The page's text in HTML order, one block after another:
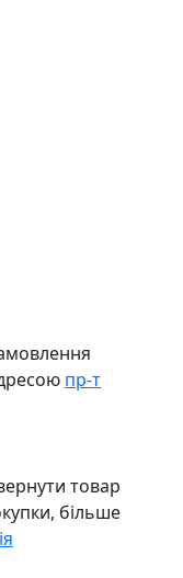
пр-т
товар
більше